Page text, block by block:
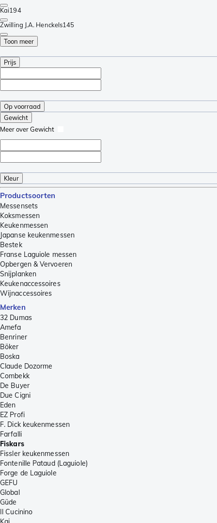
Kai194
Zwilling J.A. Henckels145
Toon meer
Prijs
Op voorraad
Gewicht
Meer over Gewicht
Kleur
Productsoorten
Messensets
Koksmessen
Keukenmessen
Japanse keukenmessen
Bestek
Franse Laguiole messen
Opbergen & Vervoeren
Snijplanken
Keukenaccessoires
Wijnaccessoires
Merken
32 Dumas
Amefa
Benriner
Böker
Boska
Claude Dozorme
Combekk
De Buyer
Due Cigni
Eden
EZ Profi
F. Dick keukenmessen
Farfalli
Fiskars
Fissler keukenmessen
Fontenille Pataud (Laguiole)
Forge de Laguiole
GEFU
Global
Güde
Il Cucinino